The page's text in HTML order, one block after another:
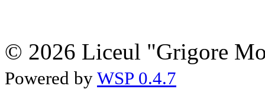
© 2026 Liceul "Grigore
Powered by WSP 0.4.7